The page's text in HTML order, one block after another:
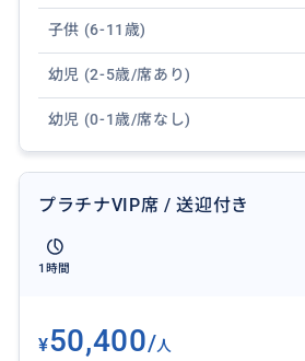
子供 (6-11歳)
幼児 (2-5歳/席あり)
幼児 (0-1歳/席なし)
プラチナVIP席 / 送迎付き
1時間
¥50,400/人